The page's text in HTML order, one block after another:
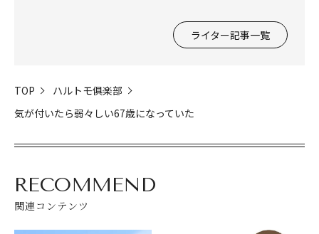
ライター記事一覧
TOP
ハルトモ俱楽部
気が付いたら弱々しい67歳になっていた
RECOMMEND
関連コンテンツ